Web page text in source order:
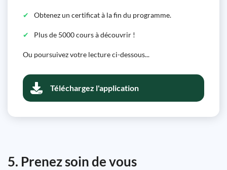
Obtenez un certificat à la fin du programme.
Plus de 5000 cours à découvrir !
Ou poursuivez votre lecture ci-dessous...
Téléchargez l'application
5. Prenez soin de vous